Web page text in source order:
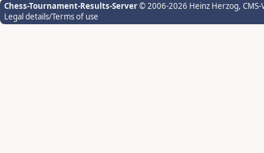
Chess-Tournament-Results-Server© 2006-2026 Heinz Herzog,
Legal details/Terms of use